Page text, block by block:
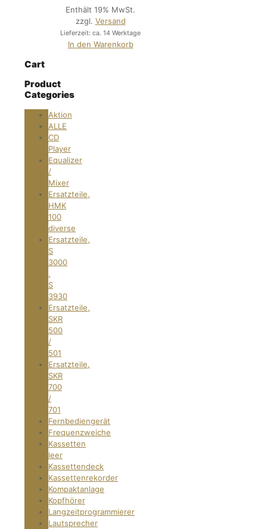
Enthält 19% MwSt.
zzgl. Versand
Lieferzeit: ca. 14 Werktage
In den Warenkorb
Cart
Product
Categories
Aktion
ALLE
CD
Player
Equalizer
/
Mixer
Ersatzteile,
HMK
100
diverse
Ersatzteile,
S
3000
,
S
3930
Ersatzteile,
SKR
500
/
501
Ersatzteile,
SKR
700
/
701
Fernbediengerät
Frequenzweiche
Kassetten
leer
Kassettendeck
Kassettenrekorder
Kompaktanlage
Kopfhörer
Langzeitprogrammierer
Lautsprecher